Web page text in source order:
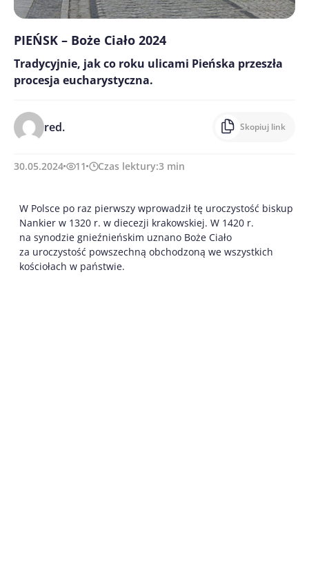
PIEŃSK – Boże Ciało 2024
Tradycyjnie, jak co roku ulicami Pieńska przeszła
procesja eucharystyczna.
red. Skopiuj link
30.05.2024 11 Czas lektury:3 min
W Polsce po raz pierwszy wprowadził tę uroczystość biskup
Nankier w 1320 r. w diecezji krakowskiej. W 1420 r.
na synodzie gnieźnieńskim uznano Boże Ciało
za uroczystość powszechną obchodzoną we wszystkich
kościołach w państwie.